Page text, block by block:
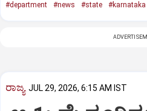
#department
#news #state #karnataka
ರಾಜ್ಯ JUL 29, 2026, 6:15 AM IST